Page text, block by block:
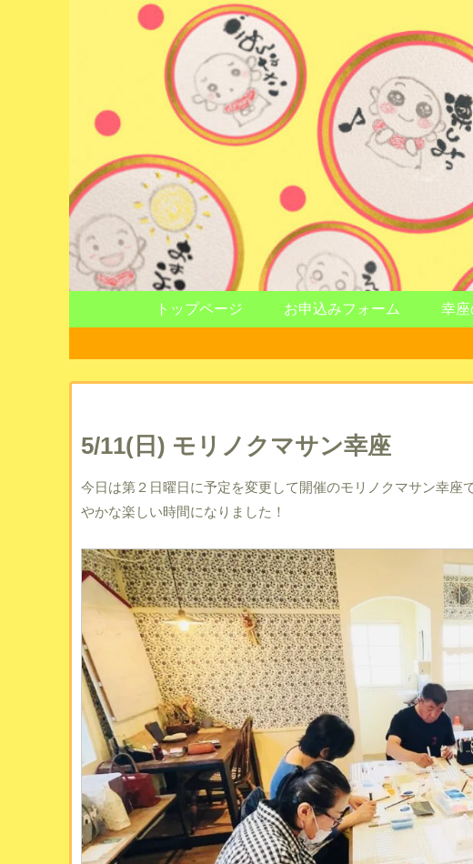
トップページ お申込みフォーム 幸座
5/11(日) モリノクマサン幸座
今日は第２日曜日に予定を変更して開催のモリノクマサン幸
やかな楽しい時間になりました！